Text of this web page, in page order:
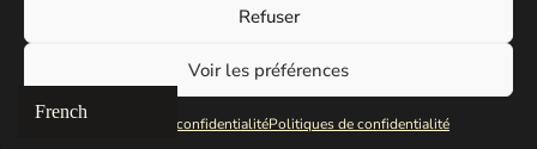
Refuser
Voir les préférences
Politiques de confidentialitéPolitiques de confidentialité